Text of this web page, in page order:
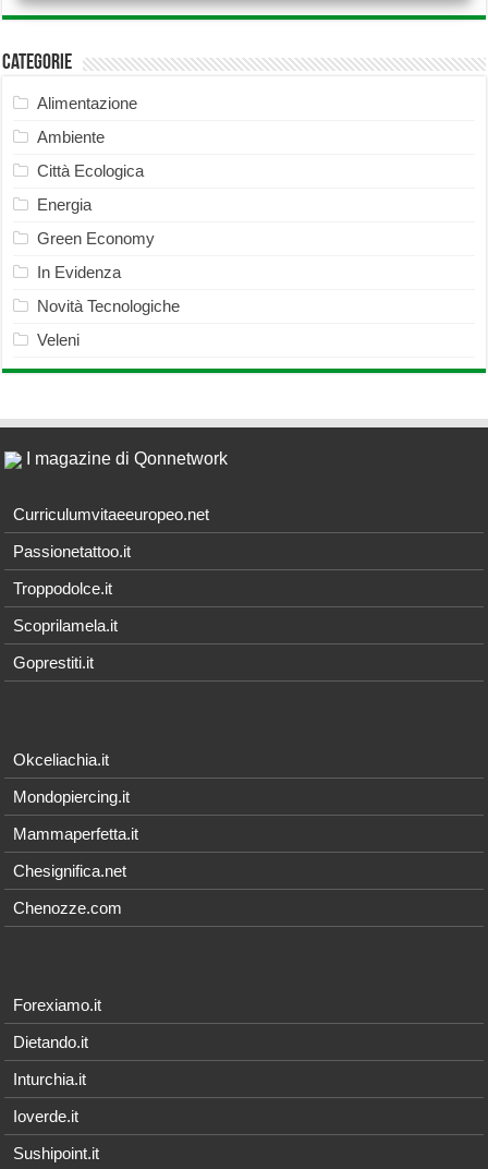
Categorie
Alimentazione
Ambiente
Città Ecologica
Energia
Green Economy
In Evidenza
Novità Tecnologiche
Veleni
I magazine di Qonnetwork
Curriculumvitaeeuropeo.net
Passionetattoo.it
Troppodolce.it
Scoprilamela.it
Goprestiti.it
Okceliachia.it
Mondopiercing.it
Mammaperfetta.it
Chesignifica.net
Chenozze.com
Forexiamo.it
Dietando.it
Inturchia.it
Ioverde.it
Sushipoint.it